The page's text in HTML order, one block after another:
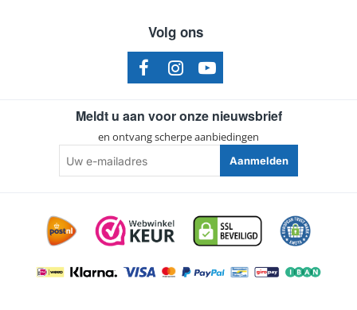
Volg ons
Meldt u aan voor onze nieuwsbrief
en ontvang scherpe aanbiedingen
e-
mailadres
Aanmelden